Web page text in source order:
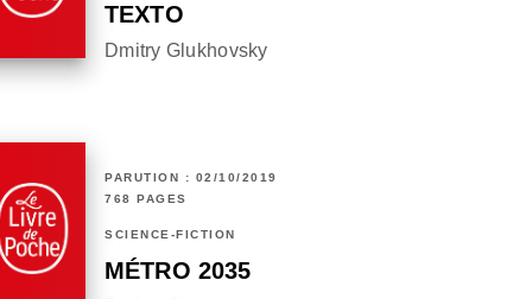
TEXTO
Dmitry Glukhovsky
PARUTION : 02/10/2019
768 PAGES
SCIENCE-FICTION
MÉTRO 2035